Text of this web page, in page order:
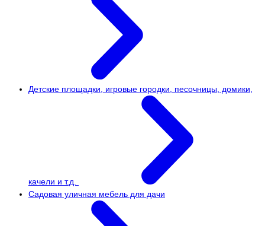
Детские площадки, игровые городки, песочницы, домики,
качели и т.д.
Садовая уличная мебель для дачи